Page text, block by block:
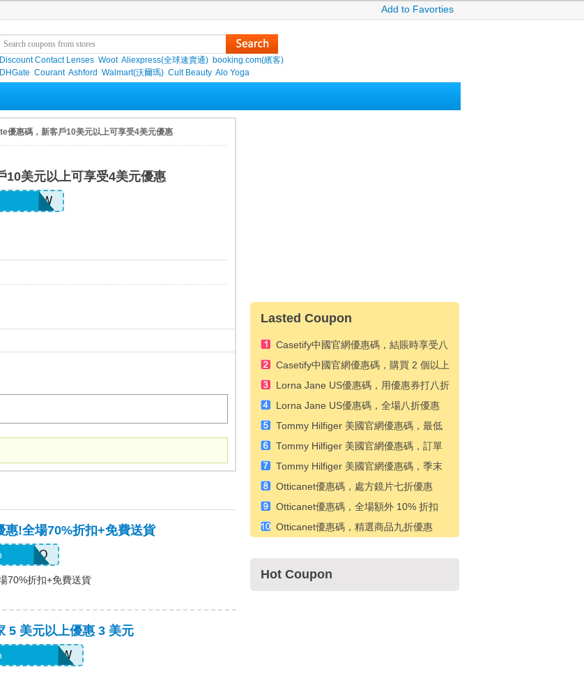
Add to Favorties
Discount Contact Lenses Woot Aliexpress(全球速賣通) booking.com(繽客)
DHGate Courant Ashford Walmart(沃爾瑪) Cult Beauty Alo Yoga
優惠碼，新客戶10美元以上可享受4美元優惠
10美元以上可享受4美元優惠
惠!全場70%折扣+免費送貨
70%折扣+免費送貨
5 美元以上優惠 3 美元
Lasted Coupon
Casetify中國官網優惠碼，結賬時享受八
五折優惠
Casetify中國官網優惠碼，購買 2 個以上
手機殼可享受 15% 折扣
Lorna Jane US優惠碼，用優惠券打八折
Lorna Jane US優惠碼，全場八折優惠
Tommy Hilfiger 美國官網優惠碼，最低
消費訂單可額外享受 30% 折扣
Tommy Hilfiger 美國官網優惠碼，訂單
滿50美元立減10美元
Tommy Hilfiger 美國官網優惠碼，季末
特賣!促銷款式額外 20% 折扣
Otticanet優惠碼，處方鏡片七折優惠
Otticanet優惠碼，全場額外 10% 折扣
Otticanet優惠碼，精選商品九折優惠
Hot Coupon